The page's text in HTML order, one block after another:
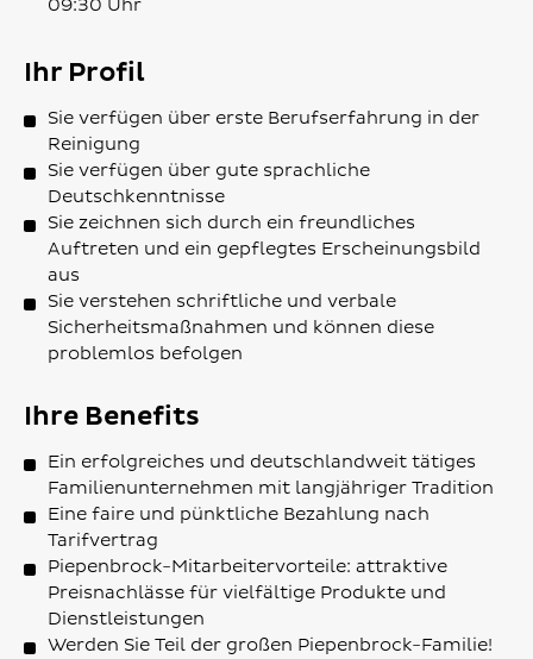
09:30 Uhr
Ihr Profil
Sie verfügen über erste Berufserfahrung in der
Reinigung
Sie verfügen über gute sprachliche
Deutschkenntnisse
Sie zeichnen sich durch ein freundliches
Auftreten und ein gepflegtes Erscheinungsbild
aus
Sie verstehen schriftliche und verbale
Sicherheitsmaßnahmen und können diese
problemlos befolgen
Ihre Benefits
Ein erfolgreiches und deutschlandweit tätiges
Familienunternehmen mit langjähriger Tradition
Eine faire und pünktliche Bezahlung nach
Tarifvertrag
Piepenbrock-Mitarbeitervorteile: attraktive
Preisnachlässe für vielfältige Produkte und
Dienstleistungen
Werden Sie Teil der großen Piepenbrock-Familie!